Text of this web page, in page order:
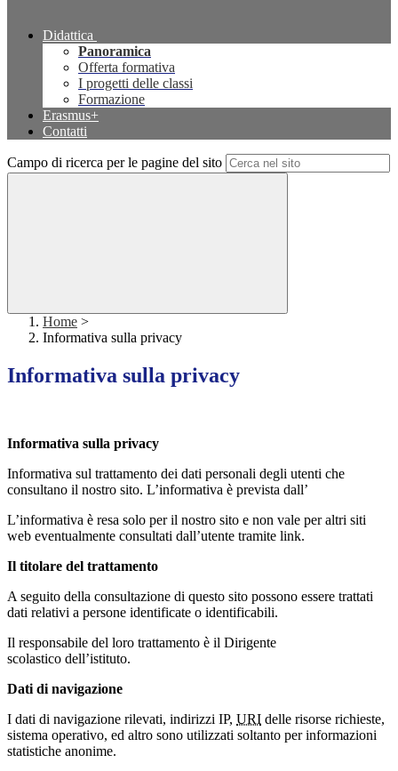
Didattica
Panoramica
Offerta formativa
I progetti delle classi
Formazione
Erasmus+
Contatti
Campo di ricerca per le pagine del sito
Home >
Informativa sulla privacy
Informativa sulla privacy
Informativa sulla privacy
Informativa sul trattamento dei dati personali degli utenti che
consultano il nostro sito. L’informativa è prevista dall’
L’informativa è resa solo per il nostro sito e non vale per altri siti
web eventualmente consultati dall’utente tramite link.
Il titolare del trattamento
A seguito della consultazione di questo sito possono essere trattati
dati relativi a persone identificate o identificabili.
Il responsabile del loro trattamento è il Dirigente
scolastico dell’istituto.
Dati di navigazione
I dati di navigazione rilevati, indirizzi IP, URI delle risorse richieste,
sistema operativo, ed altro sono utilizzati soltanto per informazioni
statistiche anonime.